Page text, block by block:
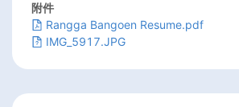
附件
Rangga Bangoen Resume.pdf
IMG_5917.JPG